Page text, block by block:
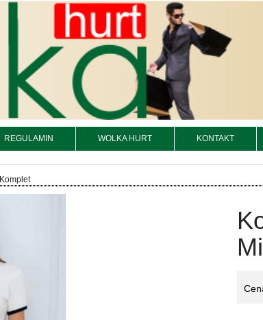
REGULAMIN WOLKA HURT KONTAKT
Komplet